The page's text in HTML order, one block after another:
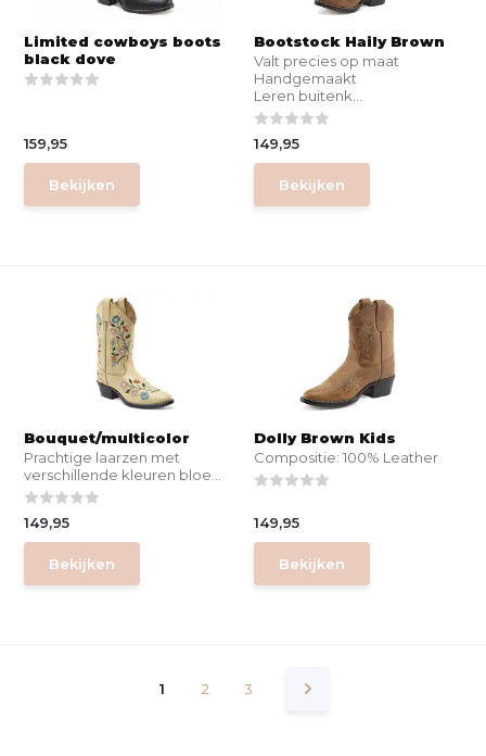
Limited cowboys boots
black dove
159,95
Bekijken
Bootstock Haily Brown
Valt precies op maat
Handgemaakt
Leren buitenk...
149,95
Bekijken
Bouquet/multicolor
Prachtige laarzen met
verschillende kleuren bloe...
149,95
Bekijken
Dolly Brown Kids
Compositie: 100% Leather
149,95
Bekijken
1 2 3